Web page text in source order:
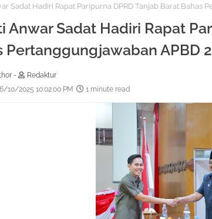
Sadat Hadiri Rapat Paripurna DPRD Tanjab Barat Bahas
Anwar Sadat Hadiri Rapat
Pertanggungjawaban APBD
-
Redaktur
6/10/2025 10:02:00 PM
1 minute read